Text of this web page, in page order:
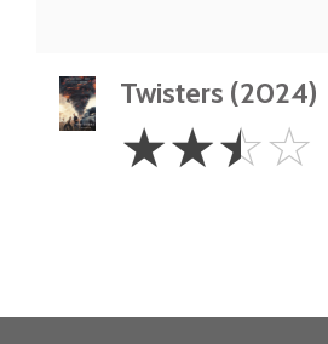
Twisters (2024)
2.5
Stars
☆☆☆☆